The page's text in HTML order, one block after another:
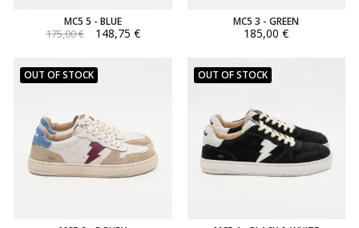
MC5 5 - BLUE
175,00 € 148,75 €
MC5 3 - GREEN
185,00 €
OUT OF STOCK OUT OF STOCK